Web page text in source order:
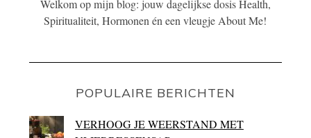
Welkom op mijn blog: jouw dagelijkse dosis Health,
Spiritualiteit, Hormonen én een vleugje About Me!
POPULAIRE BERICHTEN
VERHOOG JE WEERSTAND MET